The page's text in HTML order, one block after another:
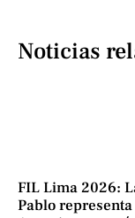
Noticias
FIL Lima 2026:
Pablo representa